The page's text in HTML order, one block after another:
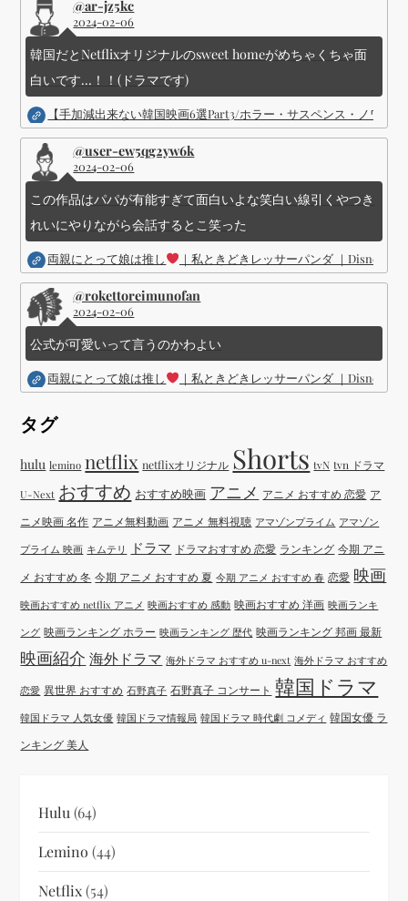
@ar-jz5kc
2024-02-06
韓国だとNetflixオリジナルのsweet homeがめちゃくちゃ面
白いです...！！(ドラマです)
【手加減出来ない韓国映画6選Part3/ホラー・サスペンス・ノワー
@user-ew5qg2yw6k
2024-02-06
この作品はパパが有能すぎて面白いよな笑白い線引くやつき
れいにやりながら会話するとこ笑った
両親にとって娘は推し ｜私ときどきレッサーパンダ ｜Disney (
@rokettoreimunofan
2024-02-06
公式が可愛いって言うのかわよい
両親にとって娘は推し ｜私ときどきレッサーパンダ ｜Disney (
タグ
hulu lemino netflix netflixオリジナル Shorts tvN tvn ドラマ
U-Next おすすめ おすすめ映画 アニメ アニメ おすすめ 恋愛 ア
ニメ映画 名作 アニメ無料動画 アニメ 無料視聴 アマゾンプライム アマゾン
プライム 映画 キムテリ ドラマ ドラマおすすめ 恋愛 ランキング 今期 アニ
メ おすすめ 冬 今期 アニメ おすすめ 夏 今期 アニメ おすすめ 春 恋愛 映画
映画おすすめ netflix アニメ 映画おすすめ 感動 映画おすすめ 洋画 映画ランキ
ング 映画ランキング ホラー 映画ランキング 歴代 映画ランキング 邦画 最新
映画紹介 海外ドラマ 海外ドラマ おすすめ u-next 海外ドラマ おすすめ
恋愛 異世界 おすすめ 石野真子 石野真子 コンサート 韓国ドラマ
韓国ドラマ 人気女優 韓国ドラマ情報局 韓国ドラマ 時代劇 コメディ 韓国女優 ラ
ンキング 美人
Hulu (64)
Lemino (44)
Netflix(54)